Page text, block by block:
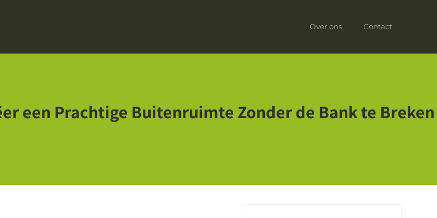
Over ons Contact
een Prachtige Buitenruimte Zonder de Bank te Breken